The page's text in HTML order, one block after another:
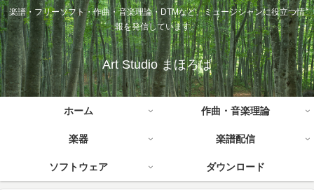
楽譜・フリーソフト・作曲・音楽理論・DTMなど、ミュージシャンに役立つ情
報を発信しています。
Art Studio まほろば
ホーム 作曲・音楽理論
楽器 楽譜配信
ソフトウェア ダウンロード